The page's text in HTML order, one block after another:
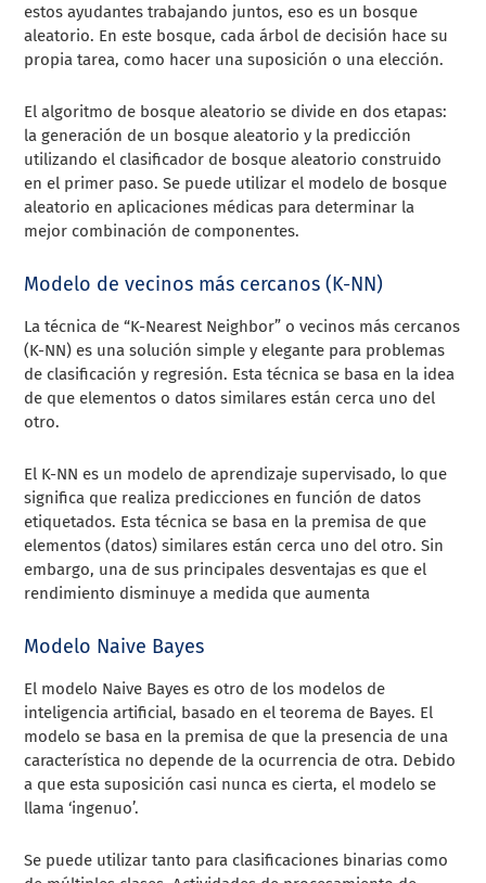
estos ayudantes trabajando juntos, eso es un bosque
aleatorio. En este bosque, cada árbol de decisión hace su
propia tarea, como hacer una suposición o una elección.
El algoritmo de bosque aleatorio se divide en dos etapas:
la generación de un bosque aleatorio y la predicción
utilizando el clasificador de bosque aleatorio construido
en el primer paso. Se puede utilizar el modelo de bosque
aleatorio en aplicaciones médicas para determinar la
mejor combinación de componentes.
Modelo de vecinos más cercanos (K-NN)
La técnica de “K-Nearest Neighbor” o vecinos más cercanos
(K-NN) es una solución simple y elegante para problemas
de clasificación y regresión. Esta técnica se basa en la idea
de que elementos o datos similares están cerca uno del
otro.
El K-NN es un modelo de aprendizaje supervisado, lo que
significa que realiza predicciones en función de datos
etiquetados. Esta técnica se basa en la premisa de que
elementos (datos) similares están cerca uno del otro. Sin
embargo, una de sus principales desventajas es que el
rendimiento disminuye a medida que aumenta
Modelo Naive Bayes
El modelo Naive Bayes es otro de los modelos de
inteligencia artificial, basado en el teorema de Bayes. El
modelo se basa en la premisa de que la presencia de una
característica no depende de la ocurrencia de otra. Debido
a que esta suposición casi nunca es cierta, el modelo se
llama ‘ingenuo’.
Se puede utilizar tanto para clasificaciones binarias como